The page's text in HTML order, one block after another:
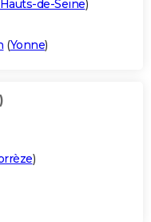
Hauts-de-Seine)
(Yonne)
)